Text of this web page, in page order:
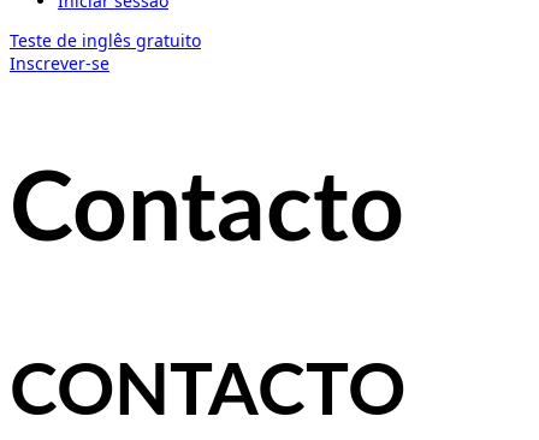
Teste de inglês gratuito
Inscrever-se
Contacto
CONTACTO